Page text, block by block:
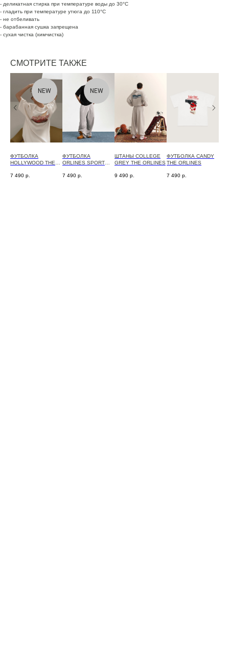
- деликатная стирка при температуре воды до 30°C
- гладить при температуре утюга до 110°C
- не отбеливать
- барабанная сушка запрещена
- сухая чистка (химчистка)
СМОТРИТЕ ТАКЖЕ
NEW
ФУТБОЛКА
HOLLYWOOD THE
7 490 р.
NEW
ФУТБОЛКА
ORLINES SPORT
ORLINES
7 490 р.
ШТАНЫ COLLEGE
GREY THE ORLINES
9 490 р.
ФУТБОЛКА CANDY
THE ORLINES
7 490 р.